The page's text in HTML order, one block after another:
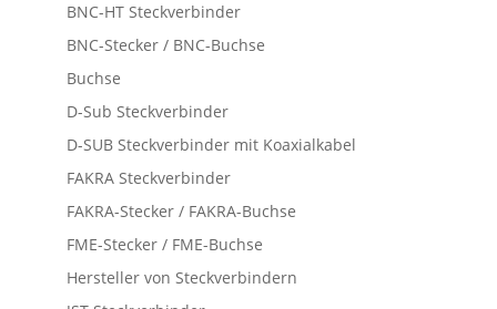
BNC-HT Steckverbinder
BNC-Stecker / BNC-Buchse
Buchse
D-Sub Steckverbinder
D-SUB Steckverbinder mit Koaxialkabel
FAKRA Steckverbinder
FAKRA-Stecker / FAKRA-Buchse
FME-Stecker / FME-Buchse
Hersteller von Steckverbindern